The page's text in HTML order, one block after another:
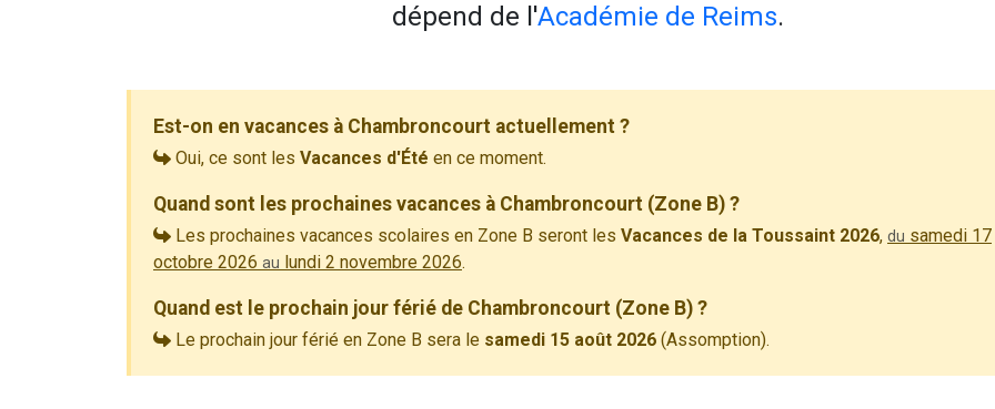
dépend de l'Académie de Reims.
Est-on en vacances à Chambroncourt actuellement ?
Oui, ce sont les Vacances d'Été en ce moment.
Quand sont les prochaines vacances à Chambroncourt (Zone B) ?
Les prochaines vacances scolaires en Zone B seront les Vacances de la Toussaint 2026, du samedi 17
octobre 2026 au lundi 2 novembre 2026.
Quand est le prochain jour férié de Chambroncourt (Zone B) ?
Le prochain jour férié en Zone B sera le samedi 15 août 2026 (Assomption).